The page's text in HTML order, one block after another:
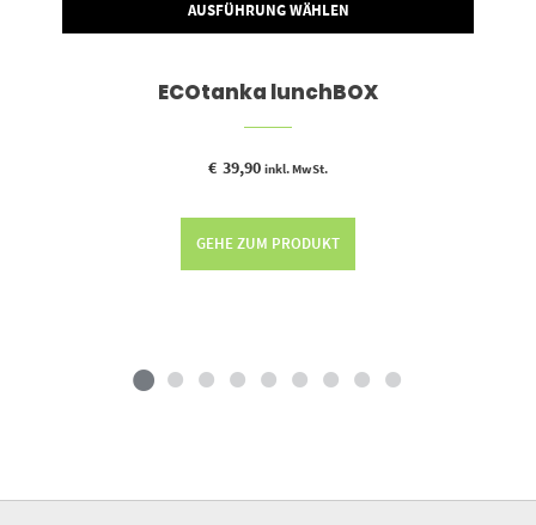
AUSFÜHRUNG WÄHLEN
ECOtanka lunchBOX
€ 39,90 inkl. MwSt.
GEHE ZUM PRODUKT